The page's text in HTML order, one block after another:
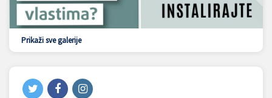
Prikaži sve galerije